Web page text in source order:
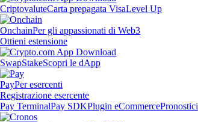
CriptovaluteCarta prepagata VisaLevel Up
OnchainPer gli appassionati di Web3
Ottieni estensione
SwapStakeScopri le dApp
PayPer esercenti
Registrazione esercente
Pay TerminalPay SDKPlugin eCommercePronostici